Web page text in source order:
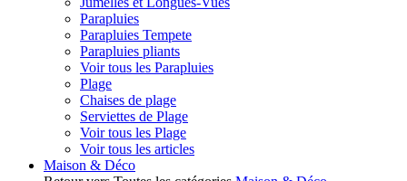
Parapluies
Parapluies Tempete
Parapluies pliants
Voir tous les Parapluies
Plage
Chaises de plage
Serviettes de Plage
Voir tous les Plage
Voir tous les articles
Maison & Déco